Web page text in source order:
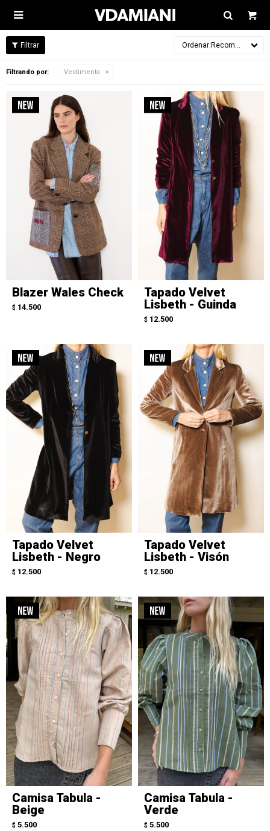

Recomendados
Filtrando por: Vestimenta
Blazer Wales Check
$ 14.500
Tapado Velvet
Lisbeth - Guinda
$ 12.500
Tapado Velvet
Lisbeth - Negro
$ 12.500
Tapado Velvet
Lisbeth - Visón
$ 12.500
Camisa Tabula -
Beige
$ 5.500
Camisa Tabula -
Verde
$ 5.500